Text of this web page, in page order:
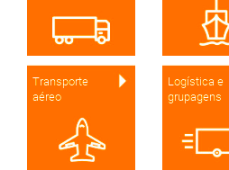
Transporte
aéreo
Logística e
grupagens